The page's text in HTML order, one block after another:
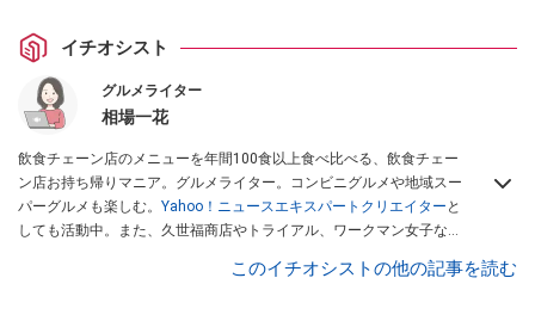
イチオシスト
グルメライター
相場一花
飲食チェーン店のメニューを年間100食以上食べ比べる、飲食チェー
ン店お持ち帰りマニア。グルメライター。コンビニグルメや地域スー
パーグルメも楽しむ。 Yahoo！ニュースエキスパートクリエイター と
しても活動中。また、久世福商店やトライアル、ワークマン女子など
、集英社「週刊プレイボーイ」、宝島
このイチオシストの他の記事を読む